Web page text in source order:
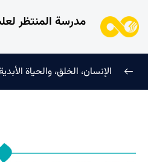
مدرسة المنتظر
الإنسان، الخلق، والحياة